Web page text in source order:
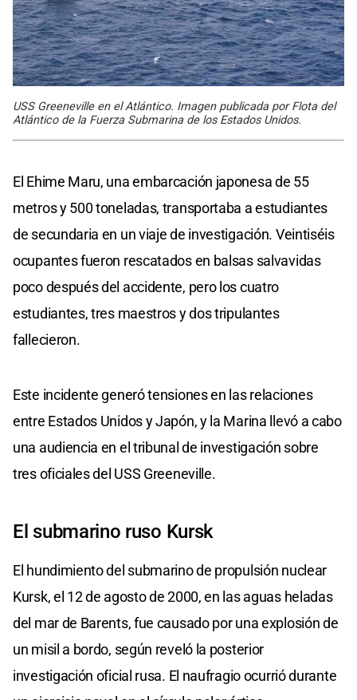
USS Greeneville en el Atlántico. Imagen publicada por Flota del
Atlántico de la Fuerza Submarina de los Estados Unidos.
El Ehime Maru, una embarcación japonesa de 55
metros y 500 toneladas, transportaba a estudiantes
de secundaria en un viaje de investigación. Veintiséis
ocupantes fueron rescatados en balsas salvavidas
poco después del accidente, pero los cuatro
estudiantes, tres maestros y dos tripulantes
fallecieron.
Este incidente generó tensiones en las relaciones
entre Estados Unidos y Japón, y la Marina llevó a cabo
una audiencia en el tribunal de investigación sobre
tres oficiales del USS Greeneville.
El submarino ruso Kursk
El hundimiento del submarino de propulsión nuclear
Kursk, el 12 de agosto de 2000, en las aguas heladas
del mar de Barents, fue causado por una explosión de
un misil a bordo, según reveló la posterior
investigación oficial rusa. El naufragio ocurrió durante